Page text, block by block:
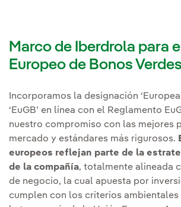
Marco de Iberdrola para
Europeo de Bonos
Incorporamos la designación
‘EuGB’ en línea con el Reglamento
nuestro compromiso con las mejores
mercado y estándares más rigurosos.
europeos reflejan parte de la
de la compañía, totalmente alineada
de negocio, la cual apuesta por
cumplen con los criterios